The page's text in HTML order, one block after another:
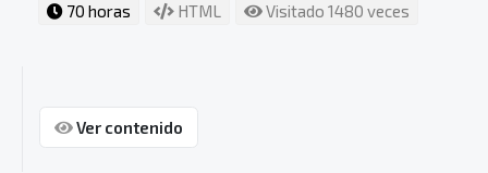
70 horas HTML Visitado 1480 veces
Ver contenido